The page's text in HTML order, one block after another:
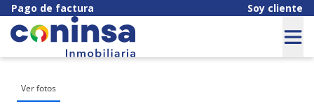
Pago de factura Soy cliente
Ver fotos